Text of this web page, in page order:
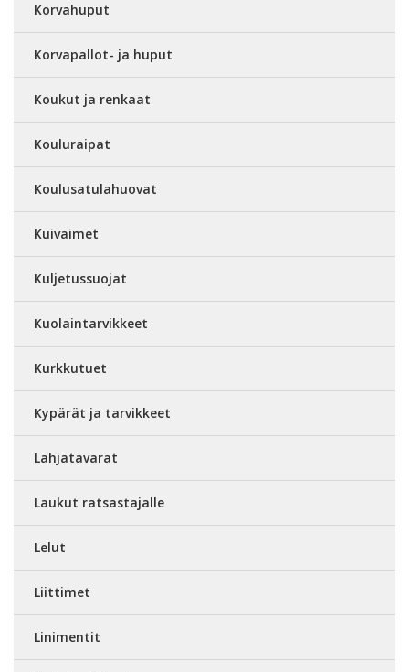
Korvahuput
Korvapallot- ja huput
Koukut ja renkaat
Kouluraipat
Koulusatulahuovat
Kuivaimet
Kuljetussuojat
Kuolaintarvikkeet
Kurkkutuet
Kypärät ja tarvikkeet
Lahjatavarat
Laukut ratsastajalle
Lelut
Liittimet
Linimentit